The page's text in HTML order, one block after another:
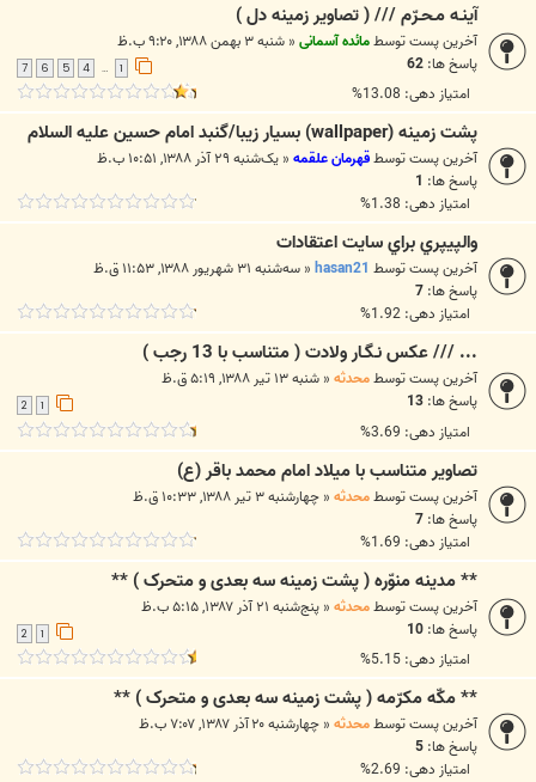
آينـه مـحـرّم /// ( تصاوير زمينه دل )
آخرین پست توسطمائده آسمانی« شنبه ۳ بهمن ۱۳۸۸, ۹:۲۰ ب.ظ
پاسخ ها: 62
…
4
5
6
7
امتیاز دهی: 13.08%
پشت زمینه (wallpaper) بسیار زیبا/گنبد امام حسین علیه السلام
آخرین پست توسطقهرمان علقمه« یک‌شنبه ۲۹ آذر ۱۳۸۸, ۱۰:۵۱ ب.ظ
پاسخ ها: 1
امتیاز دهی: 1.38%
والپيپري براي سايت اعتقادات
آخرین پست توسطhasan21
« سه‌شنبه ۳۱ شهریور ۱۳۸۸, ۱۱:۵۳ ق.ظ
پاسخ ها: 7
امتیاز دهی: 1.92%
... /// عكس نـگـار ولادت ( متناسب با 13 رجب )
آخرین پست توسطمحدثه« شنبه ۱۳ تیر ۱۳۸۸, ۵:۱۹ ق.ظ
پاسخ ها: 13
امتیاز دهی: 3.69%
تصاوير متناسب با ميلاد امام محمد باقر (ع)
آخرین پست توسطمحدثه« چهارشنبه ۳ تیر ۱۳۸۸, ۱۰:۳۳ ق.ظ
پاسخ ها: 7
امتیاز دهی: 1.69%
** مدینه منوّره ( پشت زمینه سه بعدی و متحرک ) **
آخرین پست توسطمحدثه« پنج‌شنبه ۲۱ آذر ۱۳۸۷, ۵:۱۵ ب.ظ
پاسخ ها: 10
امتیاز دهی: 5.15%
** مکّه مکرّمه ( پشت زمینه سه بعدی و متحرک ) **
آخرین پست توسطمحدثه« چهارشنبه ۲۰ آذر ۱۳۸۷, ۷:۰۷ ب.ظ
پاسخ ها: 5
امتیاز دهی: 2.69%